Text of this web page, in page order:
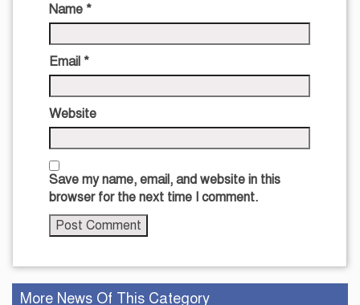
Name *
Email *
Website
Save my name, email, and website in this
browser for the next time I comment.
More News Of This Category